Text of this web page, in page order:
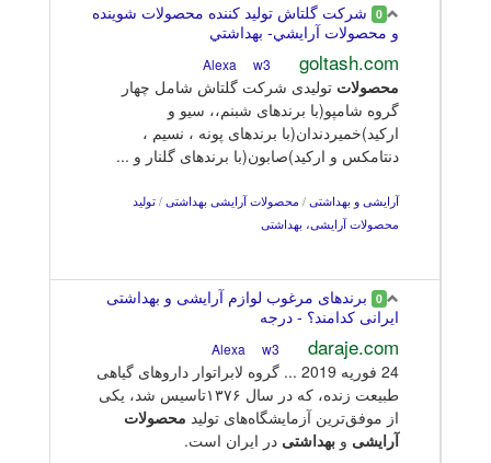
0 شركت گلتاش تولید کننده محصولات شوینده
و محصولات آرايشي- بهداشتي
goltash.com
w3
محصولات تولیدی شرکت‌ گلتاش شامل چهار
گروه شامپو(با برندهای شبنم،، سیو و
ارکید)خمیردندان(با برندهای پونه ، نسیم ،
دنتامکس و ارکید)صابون(با برندهای گلنار و ...
آرایشی و بهداشتی / محصولات آرایشی بهداشتی / تولید
محصولات آرایشی، بهداشتی
0 برندهای مرغوب لوازم آرایشی و بهداشتی
ایرانی کدامند؟ - درجه
daraje.com
w3
24 فوریه 2019 ... گروه لابراتوار داروهای گیاهی
طبیعت زنده، که در سال ۱۳۷۶تاسیس شد، یکی
از موفق‌ترین آزمایشگاه‌های تولید محصولات
آرایشی و بهداشتی در ایران است.